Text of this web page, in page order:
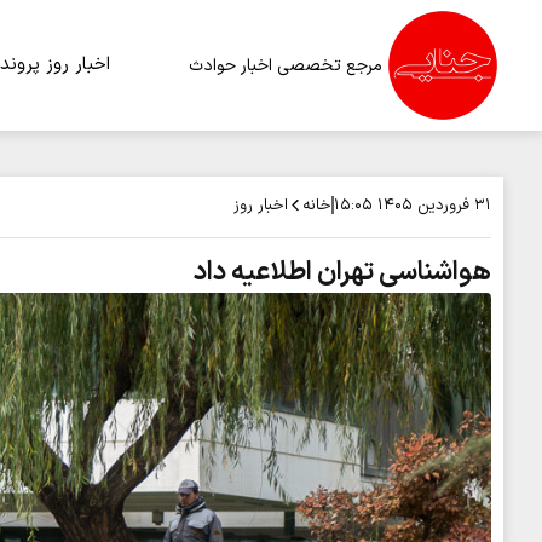
مرجع تخصصی اخبار حوادث اخبار روز
۳۱ فروردین ۱۴۰۵ ۱۵:۰۵ خانه اخبار روز
هواشناسی تهران اطلاعیه داد